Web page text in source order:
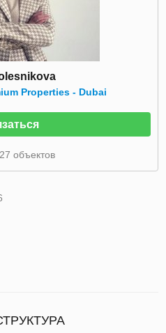
Properties - Dubai
объектов